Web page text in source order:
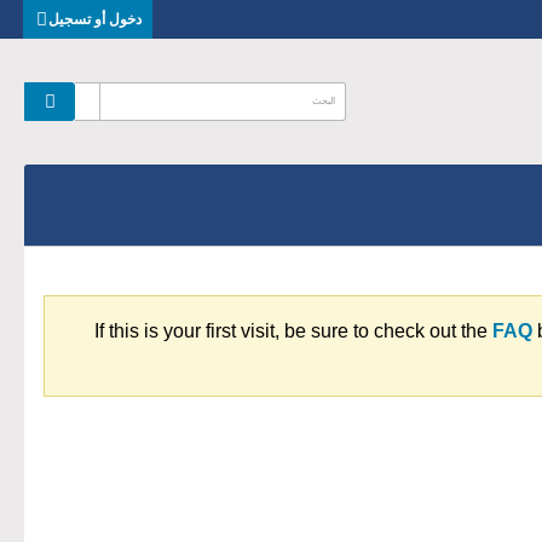
دخول أو تسجيل
If this is your first visit, be sure to check out the FAQ